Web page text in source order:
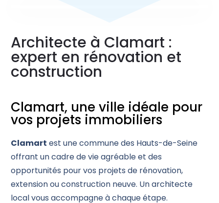
Architecte à Clamart :
expert en rénovation et
construction
Clamart, une ville idéale pour
vos projets immobiliers
Clamart est une commune des Hauts-de-Seine
offrant un cadre de vie agréable et des
opportunités pour vos projets de rénovation,
extension ou construction neuve. Un architecte
local vous accompagne à chaque étape.